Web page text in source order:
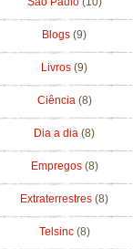
Blogs (9)
Livros (9)
Ciência (8)
Dia a dia (8)
Empregos (8)
Extraterrestres (8)
Telsinc (8)